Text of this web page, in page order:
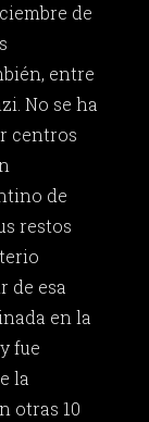
de
entre
No se ha
centros
de
restos
de esa
en la
fue
la
otras 10